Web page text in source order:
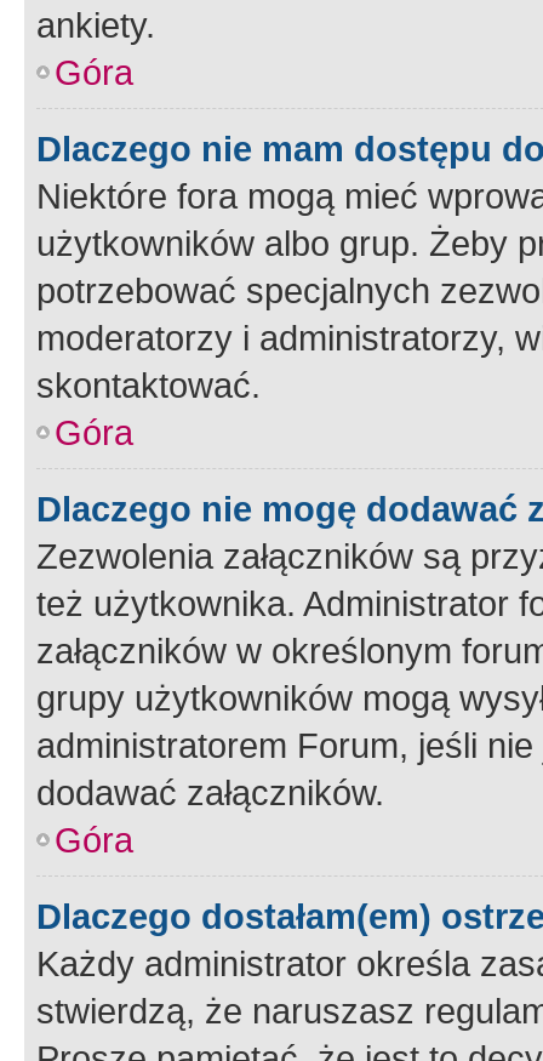
ankiety.
Góra
Dlaczego nie mam dostępu
Niektóre fora mogą mieć
użytkowników albo grup. Żeby
potrzebować specjalnych
moderatorzy i administratorzy,
skontaktować.
Góra
Dlaczego nie mogę dodawać
Zezwolenia załączników są
też użytkownika. Administrator
załączników w określonym
grupy użytkowników mogą
administratorem Forum, jeśli
dodawać załączników.
Góra
Dlaczego dostałam(em)
Każdy administrator określa
stwierdzą, że naruszasz